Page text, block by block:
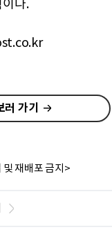
다.
가기
재배포 금지>